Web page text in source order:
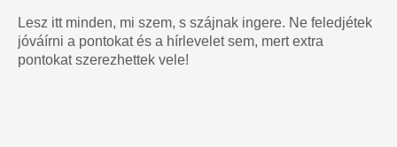
Lesz itt minden, mi szem, s szájnak ingere. Ne feledjétek
jóváírni a pontokat és a hírlevelet sem, mert extra
pontokat szerezhettek vele!